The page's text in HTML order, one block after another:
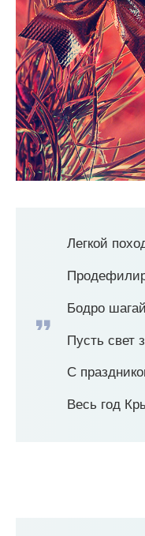
Легкой
Бодро
Пусть свет
С
Весь год